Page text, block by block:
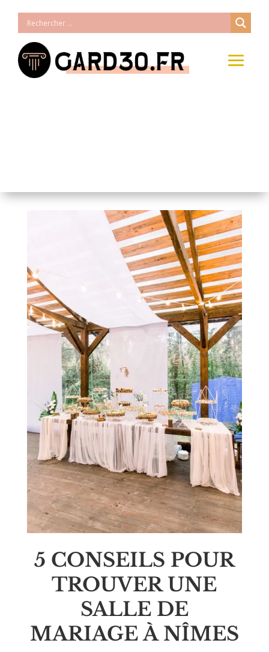
5 CONSEILS POUR
TROUVER UNE
SALLE DE
MARIAGE À NÎMES